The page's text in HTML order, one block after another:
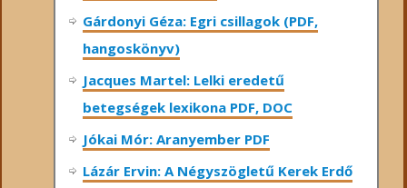
Gárdonyi Géza: Egri csillagok (PDF,
hangoskönyv)
Jacques Martel: Lelki eredetű
betegségek lexikona PDF, DOC
Jókai Mór: Aranyember PDF
Lázár Ervin: A Négyszögletű Kerek Erdő